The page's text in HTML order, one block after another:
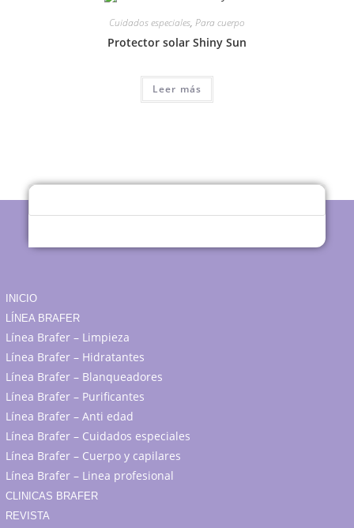
Cuidados especiales, Para cuerpo
Protector solar Shiny Sun
Leer más
INICIO
LÍNEA BRAFER
Línea Brafer – Limpieza
Línea Brafer – Hidratantes
Línea Brafer – Blanqueadores
Línea Brafer – Purificantes
Línea Brafer – Anti edad
Línea Brafer – Cuidados especiales
Línea Brafer – Cuerpo y capilares
Línea Brafer – Linea profesional
CLINICAS BRAFER
REVISTA